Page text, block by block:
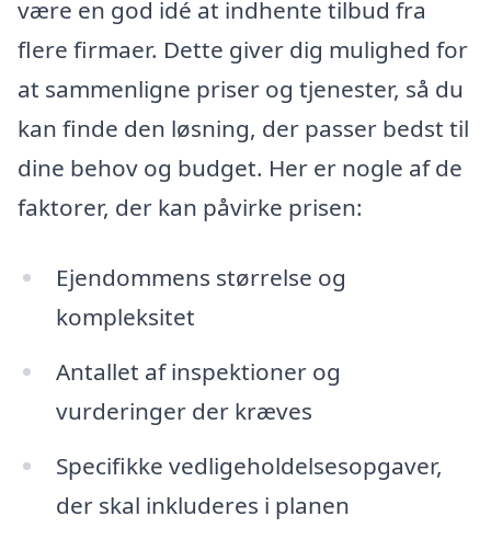
være en god idé at indhente tilbud fra
flere firmaer. Dette giver dig mulighed for
at sammenligne priser og tjenester, så du
kan finde den løsning, der passer bedst til
dine behov og budget. Her er nogle af de
faktorer, der kan påvirke prisen:
Ejendommens størrelse og
kompleksitet
Antallet af inspektioner og
vurderinger der kræves
Specifikke vedligeholdelsesopgaver,
der skal inkluderes i planen